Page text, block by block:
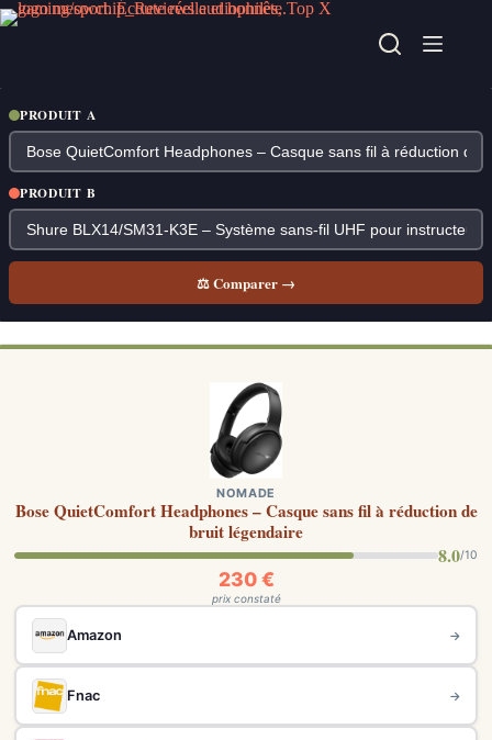
Passer
au
PRODUIT A
PRODUIT B
⚖ Comparer →
NOMADE
Bose QuietComfort Headphones – Casque sans fil à réduction de
bruit légendaire
8.0/10
230 €
prix constaté
Amazon →
Fnac →